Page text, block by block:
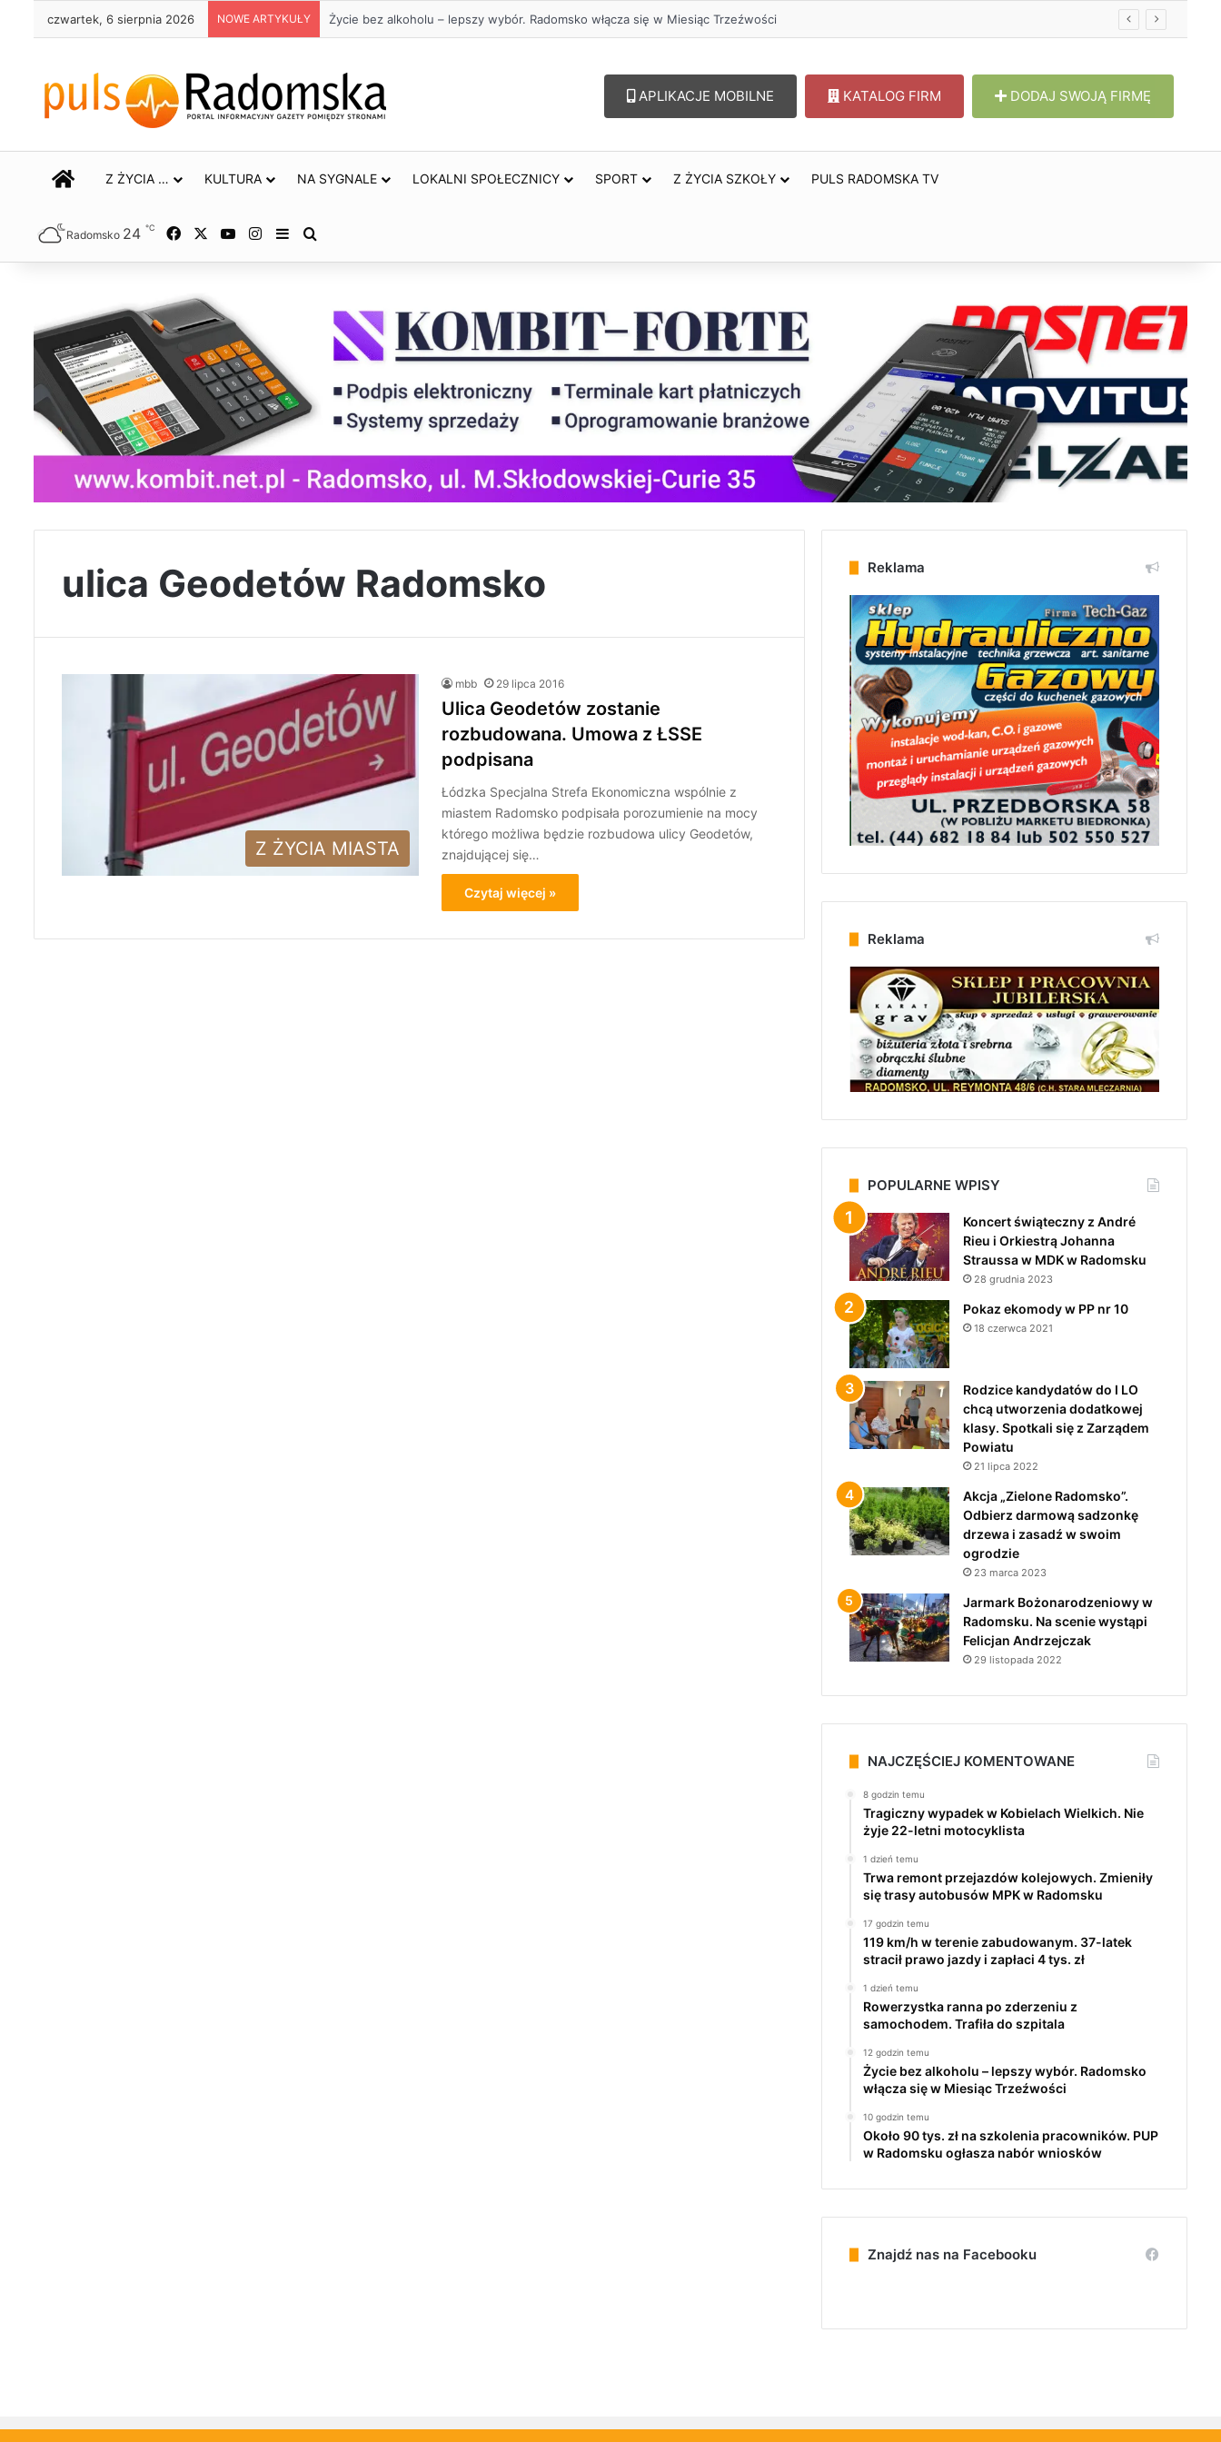
czwartek, 6 sierpnia 2026 NOWE ARTYKUŁY Życie bez alkoholu – lepszy wybór. Radomsko włącza się w Miesiąc Trzeźwości
APLIKACJE MOBILNE KATALOG FIRM DODAJ SWOJĄ FIRMĘ
STRONA GŁÓWNA
Z ŻYCIA … KULTURA NA SYGNALE LOKALNI SPOŁECZNICY SPORT Z ŻYCIA SZKOŁY PULS RADOMSKA TV
Radomsko 24 ℃ Facebook YouTubeInstagram
Sidebar
ulica Geodetów Radomsko
Z ŻYCIA MIASTA
mbb 29 lipca 2016
Ulica Geodetów zostanie
rozbudowana. Umowa z ŁSSE
podpisana
Łódzka Specjalna Strefa Ekonomiczna wspólnie z
miastem Radomsko podpisała porozumienie na mocy
którego możliwa będzie rozbudowa ulicy Geodetów,
znajdującej się…
Czytaj więcej »
Reklama
Reklama
POPULARNE WPISY
Koncert świąteczny z André
Rieu i Orkiestrą Johanna
Straussa w MDK w Radomsku
28 grudnia 2023
Pokaz ekomody w PP nr 10
18 czerwca 2021
Rodzice kandydatów do I LO
chcą utworzenia dodatkowej
klasy. Spotkali się z Zarządem
Powiatu
21 lipca 2022
Akcja „Zielone Radomsko”.
Odbierz darmową sadzonkę
drzewa i zasadź w swoim
ogrodzie
23 marca 2023
Jarmark Bożonarodzeniowy w
Radomsku. Na scenie wystąpi
Felicjan Andrzejczak
29 listopada 2022
NAJCZĘŚCIEJ KOMENTOWANE
8 godzin temu
Tragiczny wypadek w Kobielach Wielkich. Nie
żyje 22-letni motocyklista
1 dzień temu
Trwa remont przejazdów kolejowych. Zmieniły
się trasy autobusów MPK w Radomsku
17 godzin temu
119 km/h w terenie zabudowanym. 37-latek
stracił prawo jazdy i zapłaci 4 tys. zł
1 dzień temu
Rowerzystka ranna po zderzeniu z
samochodem. Trafiła do szpitala
12 godzin temu
Życie bez alkoholu – lepszy wybór. Radomsko
włącza się w Miesiąc Trzeźwości
10 godzin temu
Około 90 tys. zł na szkolenia pracowników. PUP
w Radomsku ogłasza nabór wniosków
Znajdź nas na Facebooku